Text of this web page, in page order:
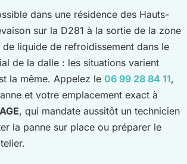
dans une résidence des Hauts-
sur la D281 à la sortie de la zone
liquide de refroidissement dans le
de la dalle : les situations varient
la même. Appelez le 06 99 28 84 11,
et votre emplacement exact à
, qui mandate aussitôt un technicien
la panne sur place ou préparer le